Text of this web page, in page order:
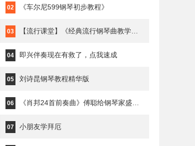
02 《车尔尼599钢琴初步教程》
03 【流行课堂】《经典流行钢琴曲教学》琥珀琴师Louis
04 即兴伴奏现在有救了，点我速成
05 刘诗昆钢琴教程精华版
06 《肖邦24首前奏曲》傅聪给钢琴家盛原上课
07 小朋友学拜厄